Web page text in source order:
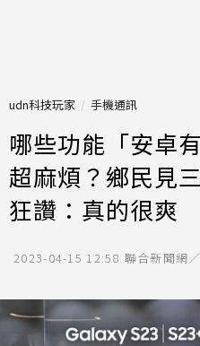
udn科技玩家 手機通訊
哪些功能「安卓
超麻煩？鄉民見
狂讚：真的很爽
2023-04-15 12:58 聯合新聞網